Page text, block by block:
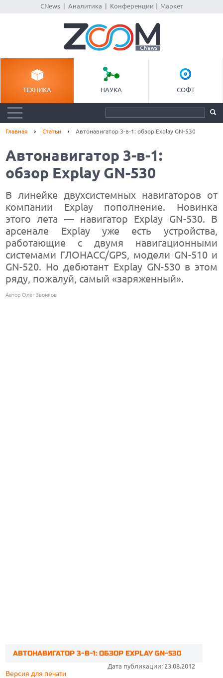
CNews| Аналитика Конференции Маркет
ТЕХНИКА НАУКА СОФТ
Главная Статьи Автонавигатор 3-в-1: обзор Explay GN-530
Автонавигатор 3-в-1:
обзор Explay GN-530
В линейке двухсистемных навигаторов от
компании Explay пополнение. Новинка
этого лета — навигатор Explay GN-530. В
арсенале Explay уже есть устройства,
работающие с двумя навигационными
системами ГЛОНАСС/GPS, модели GN-510 и
GN-520. Но дебютант Explay GN-530 в этом
ряду, пожалуй, самый «заряженный».
Автор Олег Звонков
АВТОНАВИГАТОР 3-В-1: ОБЗОР EXPLAY GN-530
Дата публикации: 23.08.2012
Версия для печати